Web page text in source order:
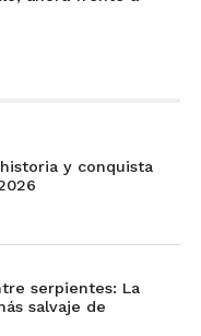
y conquista
serpientes: La
salvaje de